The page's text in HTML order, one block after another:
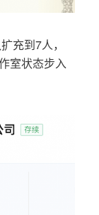
充到7人，
室状态步入